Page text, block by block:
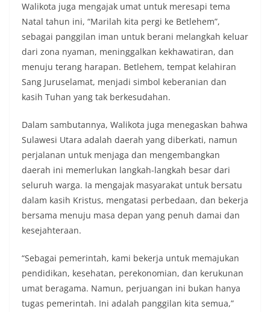
Walikota juga mengajak umat untuk meresapi tema
Natal tahun ini, “Marilah kita pergi ke Betlehem”,
sebagai panggilan iman untuk berani melangkah keluar
dari zona nyaman, meninggalkan kekhawatiran, dan
menuju terang harapan. Betlehem, tempat kelahiran
Sang Juruselamat, menjadi simbol keberanian dan
kasih Tuhan yang tak berkesudahan.
Dalam sambutannya, Walikota juga menegaskan bahwa
Sulawesi Utara adalah daerah yang diberkati, namun
perjalanan untuk menjaga dan mengembangkan
daerah ini memerlukan langkah-langkah besar dari
seluruh warga. Ia mengajak masyarakat untuk bersatu
dalam kasih Kristus, mengatasi perbedaan, dan bekerja
bersama menuju masa depan yang penuh damai dan
kesejahteraan.
“Sebagai pemerintah, kami bekerja untuk memajukan
pendidikan, kesehatan, perekonomian, dan kerukunan
umat beragama. Namun, perjuangan ini bukan hanya
tugas pemerintah. Ini adalah panggilan kita semua,”